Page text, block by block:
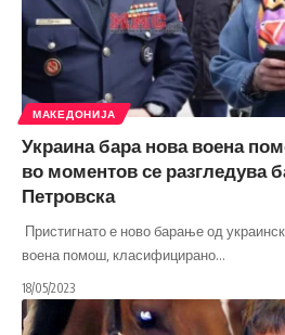
МАКЕДОНИЈА
Украина бара нова воена
во моментов се разгледува
Петровска
Пристигнато е ново барање од
воена помош, класифицирано…
18/05/2023